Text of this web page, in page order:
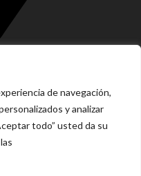
de navegación,
y analizar
todo” usted da su
43, T4, B43 Alh. de la Torre